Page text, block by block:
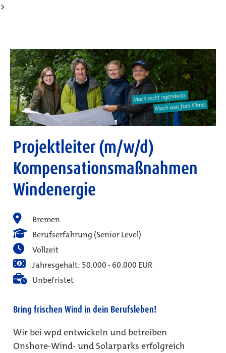
>
Projektleiter (m/w/d)
Kompensationsmaßnahmen
Windenergie
Bremen
Berufserfahrung (Senior Level)
Vollzeit
Jahresgehalt: 50.000 - 60.000 EUR
Unbefristet
Bring frischen Wind in dein Berufsleben!
Wir bei wpd entwickeln und betreiben
Onshore-Wind- und Solarparks erfolgreich